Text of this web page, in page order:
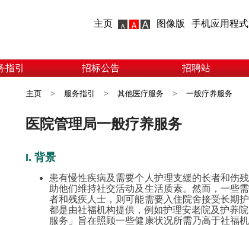
主页 图像版 手机应用程式
指引 招标公告 招聘站
主页 > 服务指引 > 其他医疗服务 > 一般疗养服务